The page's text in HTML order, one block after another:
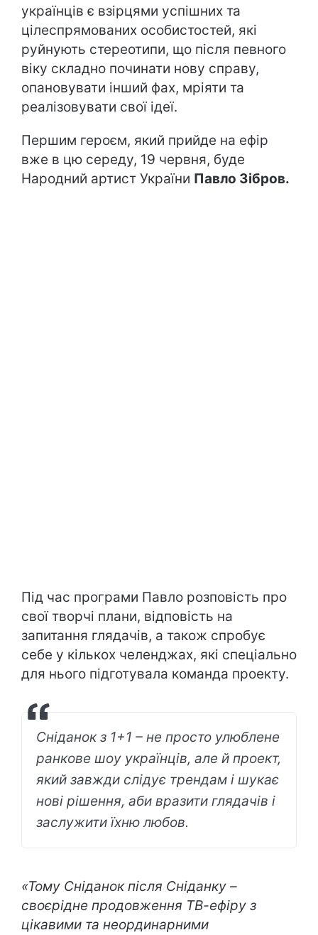
українців є взірцями успішних та
цілеспрямованих особистостей, які
руйнують стереотипи, що після певного
віку складно починати нову справу,
опановувати інший фах, мріяти та
реалізовувати свої ідеї.
Першим героєм, який прийде на ефір
вже в цю середу, 19 червня, буде
Народний артист України Павло Зібров.
Під час програми Павло розповість про
свої творчі плани, відповість на
запитання глядачів, а також спробує
себе у кількох челенджах, які спеціально
для нього підготувала команда проекту.
Сніданок з 1+1 – не просто улюблене
ранкове шоу українців, але й проект,
який завжди слідує трендам і шукає
нові рішення, аби вразити глядачів і
заслужити їхню любов.
«Тому Сніданок після Сніданку –
своєрідне продовження ТВ-ефіру з
цікавими та неординарними